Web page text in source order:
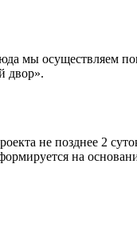
мы осуществляем
двор».
не позднее 2
на